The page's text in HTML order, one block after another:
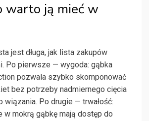
warto ją mieć w
jest długa, jak lista zakupów
Po pierwsze — wygoda: gąbka
pozwala szybko skomponować
bez potrzeby nadmiernego cięcia
wiązania. Po drugie — trwałość:
w mokrą gąbkę mają dostęp do